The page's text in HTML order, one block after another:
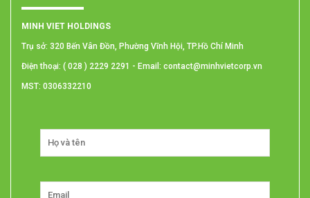
MINH VIET HOLDINGS
Trụ sở: 320 Bến Vân Đồn, Phường Vĩnh Hội, TP.Hồ Chí Minh
Điện thoại: ( 028 ) 2229 2291 - Email: contact@minhvietcorp.vn
MST: 0306332210